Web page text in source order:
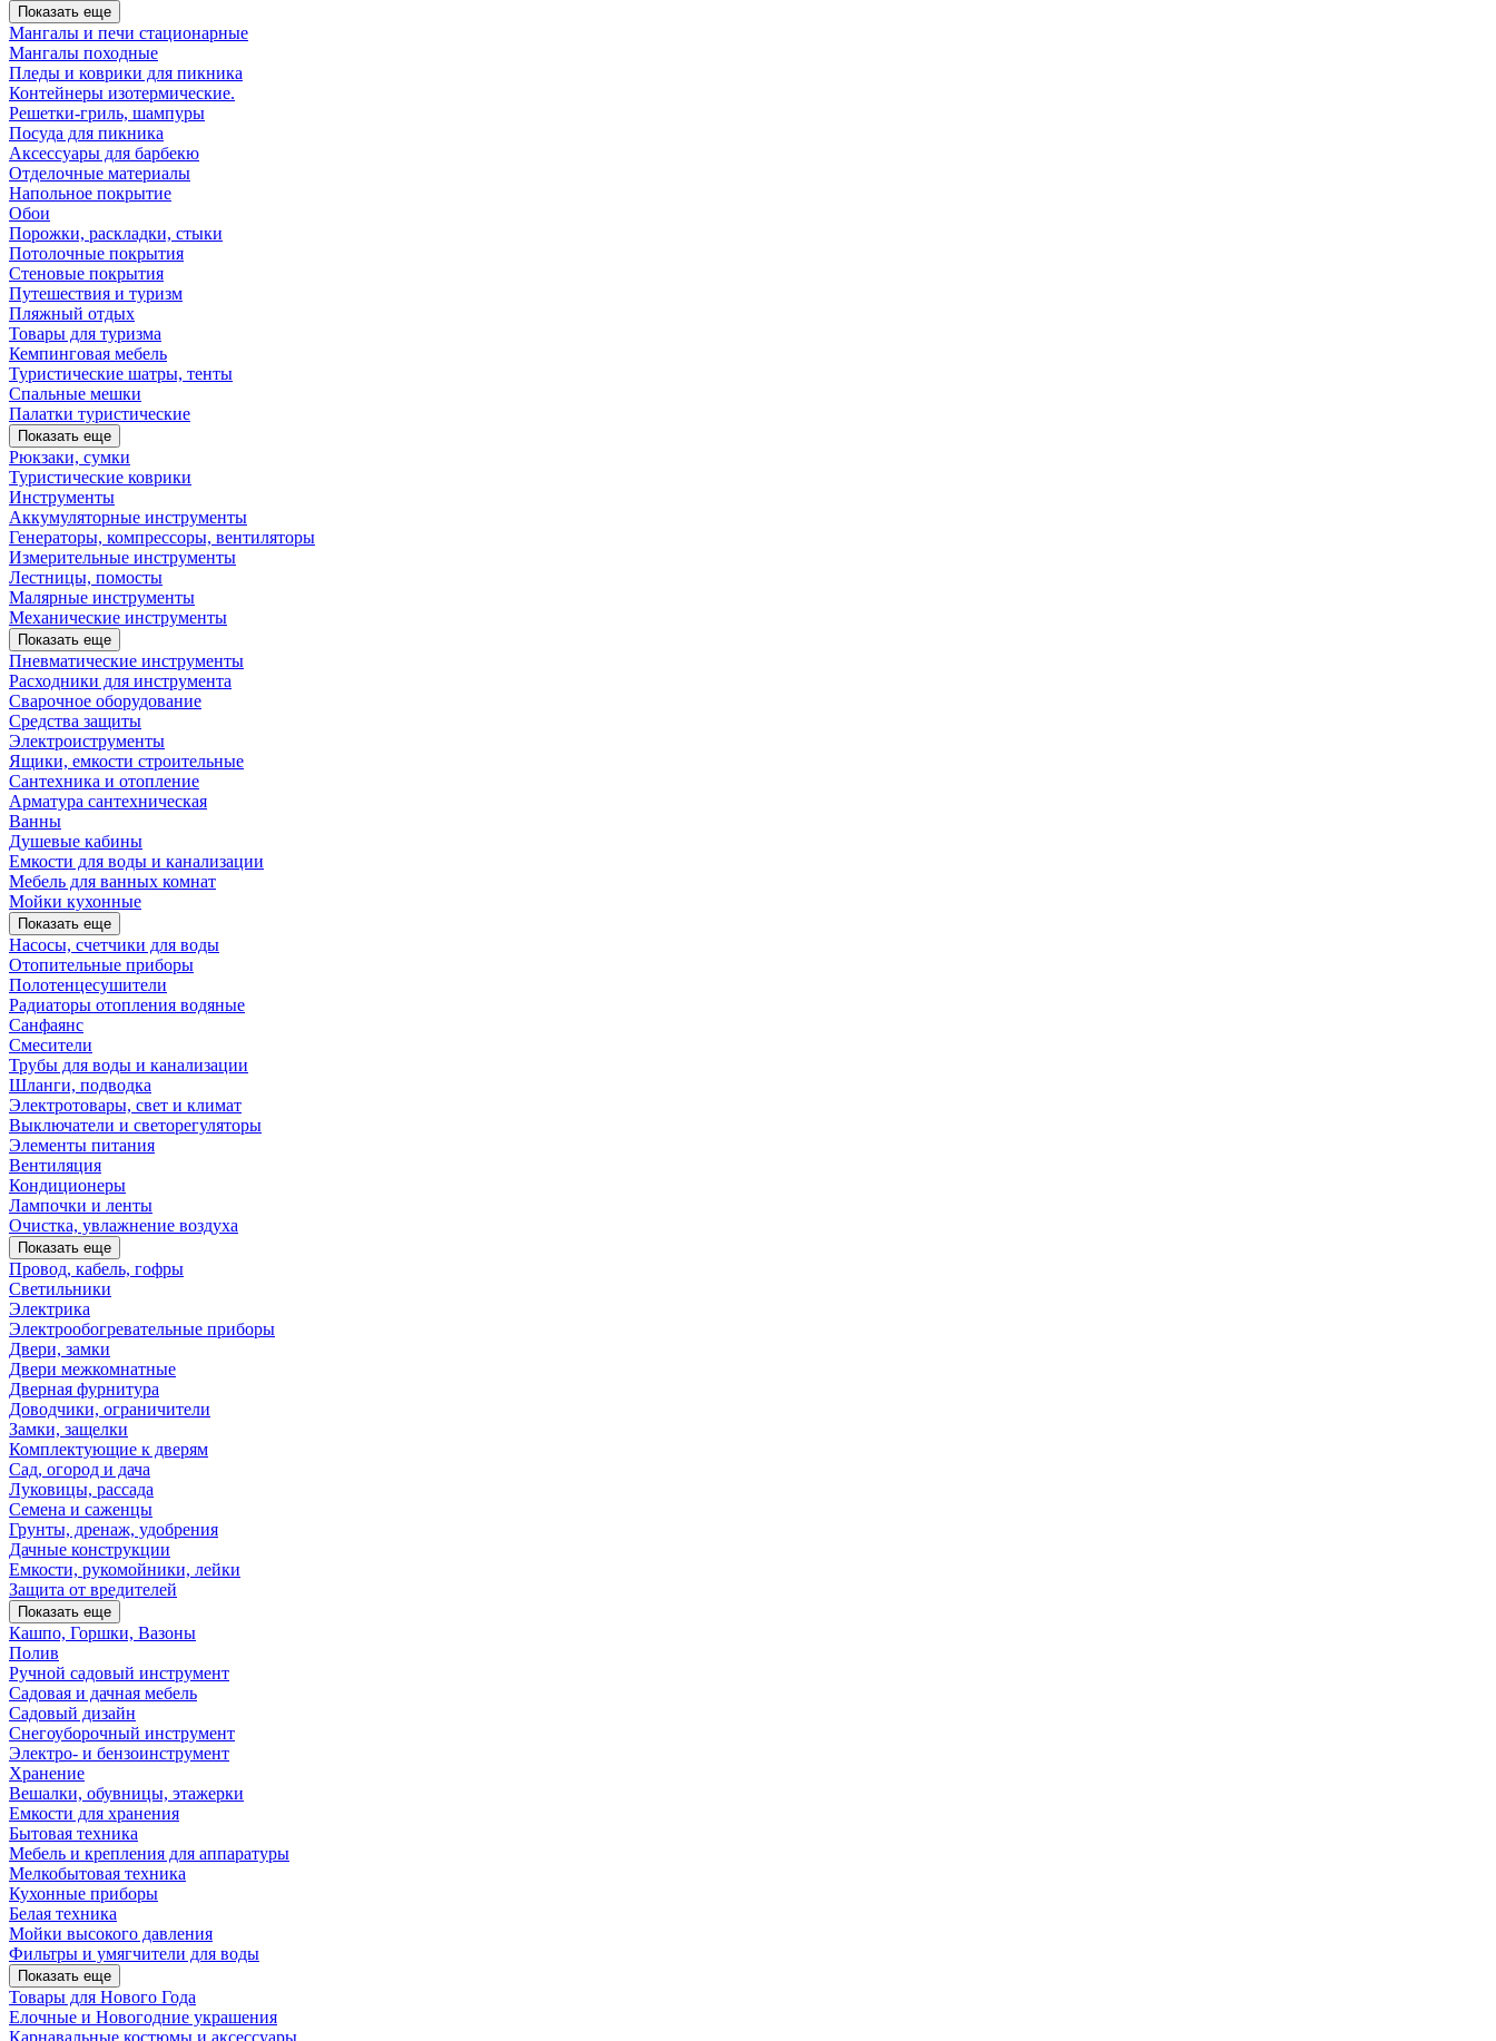
Показать еще
Мангалы и печи стационарные
Мангалы походные
Пледы и коврики для пикника
Контейнеры изотермические.
Решетки-гриль, шампуры
Посуда для пикника
Аксессуары для барбекю
Отделочные материалы
Напольное покрытие
Обои
Порожки, раскладки, стыки
Потолочные покрытия
Стеновые покрытия
Путешествия и туризм
Пляжный отдых
Товары для туризма
Кемпинговая мебель
Туристические шатры, тенты
Спальные мешки
Палатки туристические
Показать еще
Рюкзаки, сумки
Туристические коврики
Инструменты
Аккумуляторные инструменты
Генераторы, компрессоры, вентиляторы
Измерительные инструменты
Лестницы, помосты
Малярные инструменты
Механические инструменты
Показать еще
Пневматические инструменты
Расходники для инструмента
Сварочное оборудование
Средства защиты
Электроиструменты
Ящики, емкости строительные
Сантехника и отопление
Арматура сантехническая
Ванны
Душевые кабины
Емкости для воды и канализации
Мебель для ванных комнат
Мойки кухонные
Показать еще
Насосы, счетчики для воды
Отопительные приборы
Полотенцесушители
Радиаторы отопления водяные
Санфаянс
Смесители
Трубы для воды и канализации
Шланги, подводка
Электротовары, свет и климат
Выключатели и светорегуляторы
Элементы питания
Вентиляция
Кондиционеры
Лампочки и ленты
Очистка, увлажнение воздуха
Показать еще
Провод, кабель, гофры
Светильники
Электрика
Электрообогревательные приборы
Двери, замки
Двери межкомнатные
Дверная фурнитура
Доводчики, ограничители
Замки, защелки
Комплектующие к дверям
Сад, огород и дача
Луковицы, рассада
Семена и саженцы
Грунты, дренаж, удобрения
Дачные конструкции
Емкости, рукомойники, лейки
Защита от вредителей
Показать еще
Кашпо, Горшки, Вазоны
Полив
Ручной садовый инструмент
Садовая и дачная мебель
Садовый дизайн
Снегоуборочный инструмент
Электро- и бензоинструмент
Хранение
Вешалки, обувницы, этажерки
Емкости для хранения
Бытовая техника
Мебель и крепления для аппаратуры
Мелкобытовая техника
Кухонные приборы
Белая техника
Мойки высокого давления
Фильтры и умягчители для воды
Показать еще
Товары для Нового Года
Елочные и Новогодние украшения
Карнавальные костюмы и аксессуары